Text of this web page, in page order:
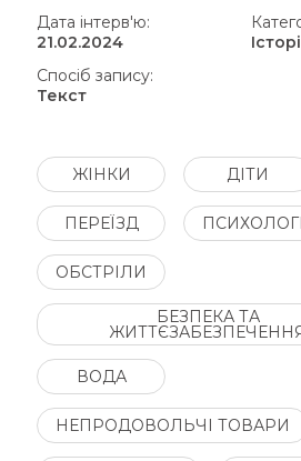
Дата інтерв'ю:
21.02.2024
Спосіб запису:
Текст
ЖІНКИ ДІТИ
ПЕРЕЇЗД
ОБСТРІЛИ
БЕЗПЕКА ТА
ВОДА
НЕПРОДОВОЛЬЧІ ТОВАРИ